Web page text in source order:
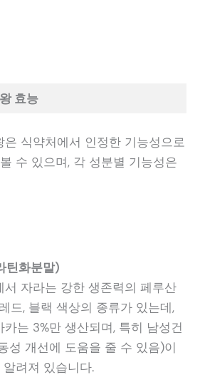
효능
은 식약처에서 인정한 기능성으로
수 있으며, 각 성분별 기능성은
틴화분말)
서 자라는 강한 생존력의 페루산
드, 블랙 색상의 종류가 있는데,
는 3%만 생산되며, 특히 남성건
성 개선에 도움을 줄 수 있음)이
려져 있습니다.